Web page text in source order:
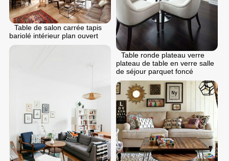
Table ronde plateau verre
plateau de table en verre salle
de séjour parquet foncé
Table de salon carrée tapis
bariolé intérieur plan ouvert